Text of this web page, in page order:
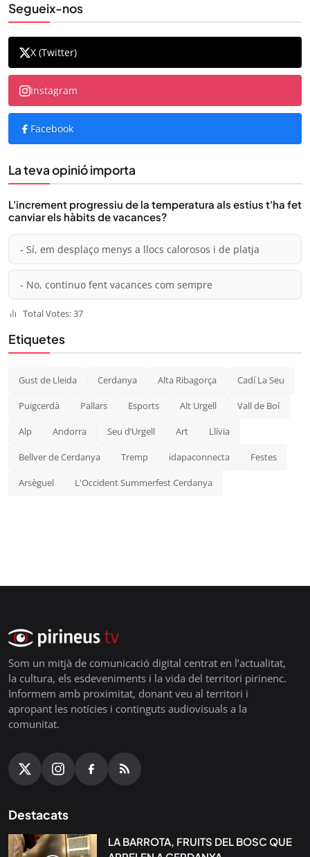
Segueix-nos
X (Twitter)
Instagram
Facebook
La teva opinió importa
L'increment progressiu de la temperatura als estius t'ha fet
canviar els hàbits de vacances?
- Sí, em desplaço menys a llocs calorosos i de platja
- No, continuo fent vacances com sempre
Total Votes: 37
Etiquetes
Gust de Lleida Cerdanya Alta Ribagorça Cadí La Seu
Puigcerdà Pallars Esports Alt Urgell Vall de Boí
Alp Andorra Seu d’Urgell Art Llívia
Bellver de Cerdanya Tremp idapaconnecta Festes
Arsèguel L'Occident Summerfest Cerdanya
Som un mitjà de comunicació digital centrat en l’actualitat,
la cultura, els esdeveniments i la vida del territori pirinenc.
Informem amb proximitat, donant veu al territori i
apropant les notícies i continguts audiovisuals a la
comunitat.
Destacats
LA BARROTA, FRUITS DEL BOSC QUE